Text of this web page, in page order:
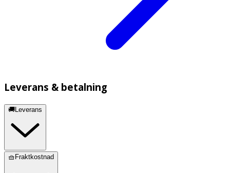
Leverans & betalning
🚚Leverans
🧺Fraktkostnad